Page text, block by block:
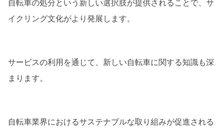
自転車の処分という新しい選択肢が提供されることで、サ
イクリング文化がより発展します。
サービスの利用を通じて、新しい自転車に関する知識も深
まります。
自転車業界におけるサステナブルな取り組みが促進される